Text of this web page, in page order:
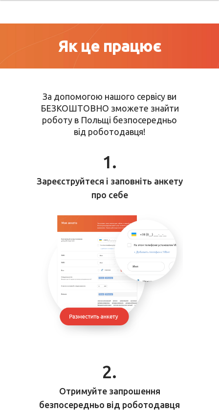
Як це працює
За допомогою нашого сервісу ви
БЕЗКОШТОВНО зможете знайти
роботу в Польщі безпосередньо
від роботодавця!
1.
Зареєструйтеся і заповніть анкету
про себе
2.
Отримуйте запрошення
безпосередньо від роботодавця